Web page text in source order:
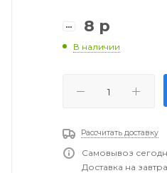
8 р
В наличии
Рассчитать доставку
Самовывоз
Доставка на завтра